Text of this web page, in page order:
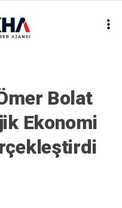
31.8
Bolat
Ekonomi